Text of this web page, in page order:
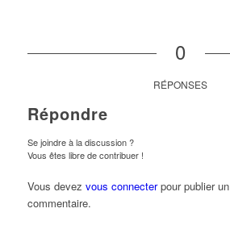
0
RÉPONSES
Répondre
Se joindre à la discussion ?
Vous êtes libre de contribuer !
Vous devez vous connecterpour publier un
commentaire.